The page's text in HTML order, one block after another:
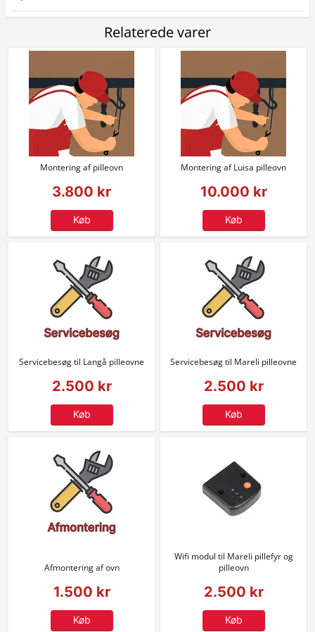
Relaterede varer
Montering af pilleovn
3.800 kr
Køb
Montering af Luisa pilleovn
10.000 kr
Køb
Servicebesøg til Langå pilleovne
2.500 kr
Køb
Servicebesøg til Mareli pilleovne
2.500 kr
Køb
Afmontering af ovn
1.500 kr
Køb
Wifi modul til Mareli pillefyr og
pilleovn
2.500 kr
Køb